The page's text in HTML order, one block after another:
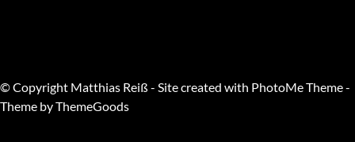
© Copyright Matthias Reiß - Site created with PhotoMe Theme -
Theme by ThemeGoods